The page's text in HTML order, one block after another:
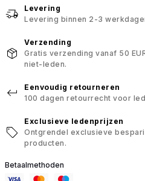
Levering
Levering binnen 2-3
Verzending
Gratis verzending vanaf 50
niet-leden.
Eenvoudig retourneren
100 dagen retourrecht voor
Exclusieve ledenprijzen
Ontgrendel exclusieve
producten.
Betaalmethoden